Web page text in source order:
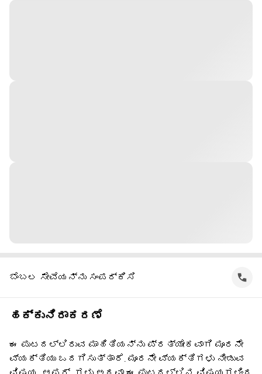
ಬೆಂಬಲ ಸೇವೆಯನ್ನು ಸಂಪರ್ಕಿಸಿ
ಹಕ್ಕುನಿರಾಕರಣೆ
ಈ ಪುಟದಲ್ಲಿರುವ ಮಾಹಿತಿಯನ್ನು ಪ್ರತ್ಯೇಕವಾಗಿ ಮೂರನೇ
ವ್ಯಕ್ತಿಯು ಒದಗಿಸುತ್ತಾರೆ. ಮೂರನೇ ವ್ಯಕ್ತಿಗಳು ನೀಡುವ